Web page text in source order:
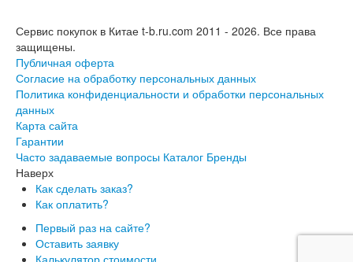
Сервис покупок в Китае t-b.ru.com 2011 - 2026. Все права
защищены.
Публичная оферта
Согласие на обработку персональных данных
Политика конфиденциальности и обработки персональных
данных
Карта сайта
Гарантии
Часто задаваемые вопросы Каталог Бренды
Наверх
Как сделать заказ?
Как оплатить?
Первый раз на сайте?
Оставить заявку
Калькулятор стоимости